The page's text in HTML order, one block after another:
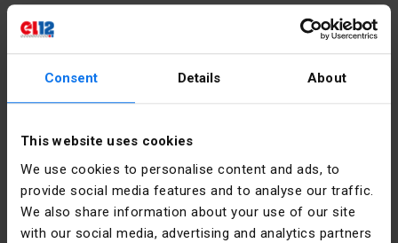
Consent Details About
This website uses cookies
We use cookies to personalise content and ads, to
provide social media features and to analyse our traffic.
We also share information about your use of our site
with our social media, advertising and analytics partners
Montag - Freitag:7:00 - 17:00
Tel.:12 269 12 12
E-Mail:info@el12.pl
Auftragsabwicklung: